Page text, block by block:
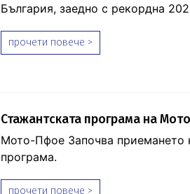
България, заедно с рекордна
прочети повече >
Стажантската програма на
Мото-Пфое Започва приемането
програма.
прочети повече >